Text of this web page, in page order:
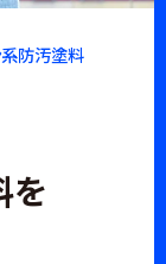
防汚塗料
を